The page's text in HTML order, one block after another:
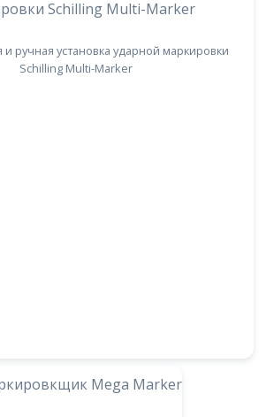
ручная установка ударной маркировки
Schilling Multi-Marker